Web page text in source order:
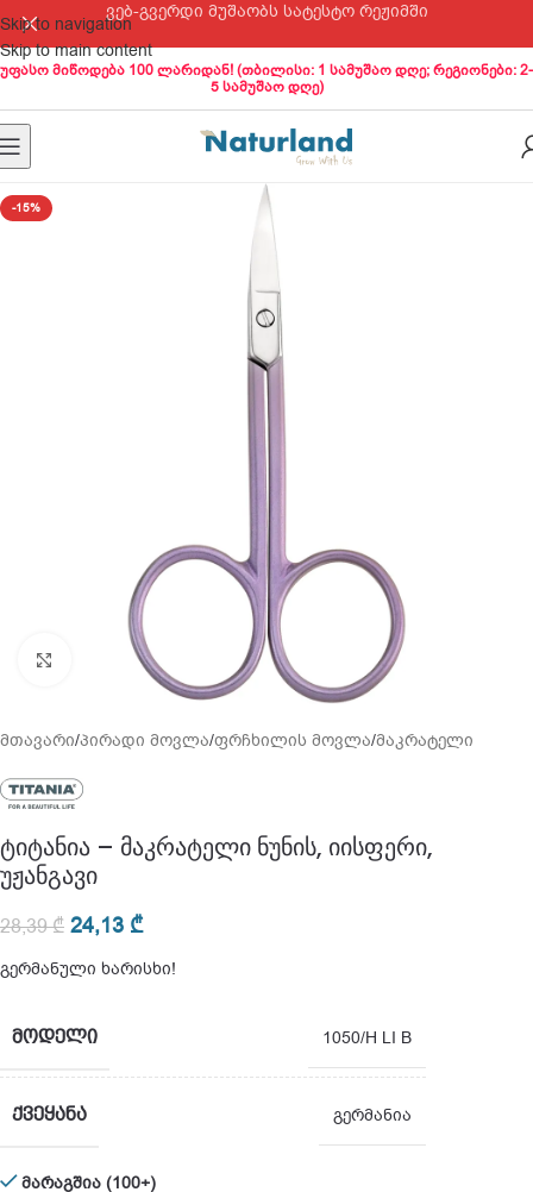
Skip to navigation
Skip to main content
ვებ-გვერდი მუშაობს სატესტო რეჟიმში
უფასო მიწოდება 100 ლარიდან! (თბილისი: 1 სამუშაო დღე; რეგიონები: 2-
5 სამუშაო დღე)
-15%
გადიდება
მთავარი/პირადი მოვლა/ფრჩხილის მოვლა/მაკრატელი
ტიტანია – მაკრატელი ნუნის, იისფერი,
უჟანგავი
28,39₾ 24,13 ₾
გერმანული ხარისხი!
ᲛᲝᲓᲔᲚᲘ 1050/H LI B
ᲥᲕᲔᲧᲐᲜᲐ გერმანია
მარაგშია (100+)